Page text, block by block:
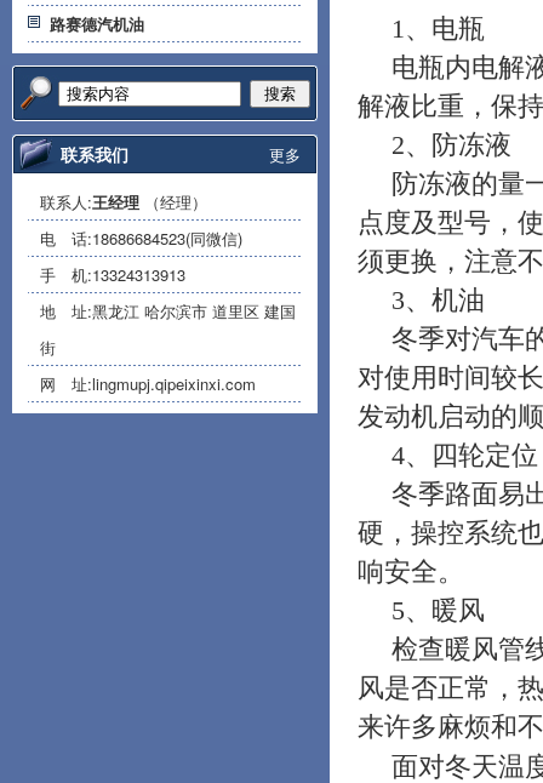
路赛德汽机油
搜索
更多
联系我们
联系人:王经理 （经理）
电 话:18686684523(同微信)
手 机:13324313913
地 址:黑龙江 哈尔滨市 道里区 建国
街
网 址:lingmupj.qipeixinxi.com
1、电瓶
电瓶内电解
解液比重，保
2、防冻液
防冻液的量
点度及型号，
须更换，注意
3、机油
冬季对汽车
对使用时间较
发动机启动的
4、四轮定位
冬季路面易
硬，操控系统
响安全。
5、暖风
检查暖风管
风是否正常，
来许多麻烦和
面对冬天温